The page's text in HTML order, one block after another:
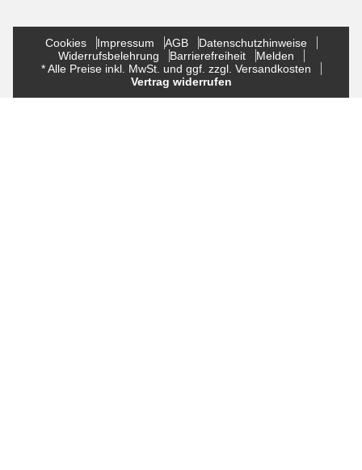
Cookies Impressum AGB
Datenschutzhinweise
Widerrufsbelehrung
Barrierefreiheit
Melden
* Alle Preise inkl. MwSt. und ggf. zzgl. Versandkosten
Vertrag widerrufen